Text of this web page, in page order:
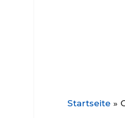
Startseite »